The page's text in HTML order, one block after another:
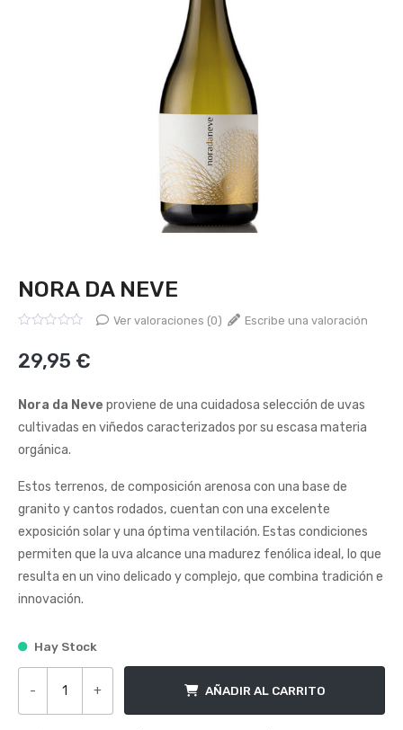
NORA DA NEVE
0
de
Ver valoraciones (0) Escribe una valoración
29,95 €
Nora da Neve proviene de una cuidadosa selección de uvas
cultivadas en viñedos caracterizados por su escasa materia
orgánica.
Estos terrenos, de composición arenosa con una base de
granito y cantos rodados, cuentan con una excelente
exposición solar y una óptima ventilación. Estas condiciones
permiten que la uva alcance una madurez fenólica ideal, lo que
resulta en un vino delicado y complejo, que combina tradición e
innovación.
Hay Stock
-
Nora da Neve cantidad
+ AÑADIR AL CARRITO